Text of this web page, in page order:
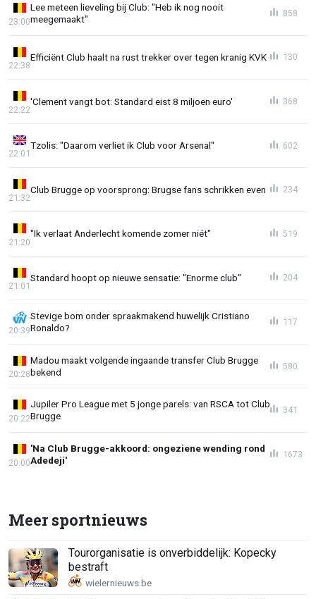
Lee meteen lieveling bij Club: "Heb ik nog nooit
meegemaakt"
23:00
858
Efficiënt Club haalt na rust trekker over tegen kranig KVK
22:38
130
'Clement vangt bot: Standard eist 8 miljoen euro'
22:22
368
Tzolis: "Daarom verliet ik Club voor Arsenal"
22:01
602
Club Brugge op voorsprong: Brugse fans schrikken even
21:32
234
"Ik verlaat Anderlecht komende zomer niét"
21:20
519
Standard hoopt op nieuwe sensatie: "Enorme club"
21:01
204
Stevige bom onder spraakmakend huwelijk Cristiano
Ronaldo?
20:39
117
Madou maakt volgende ingaande transfer Club Brugge
bekend
20:28
580
Jupiler Pro League met 5 jonge parels: van RSCA tot Club
Brugge
20:22
341
'Na Club Brugge-akkoord: ongeziene wending rond
Adedeji'
20:00
1673
Meer sportnieuws
Tourorganisatie is onverbiddelijk: Kopecky
bestraft